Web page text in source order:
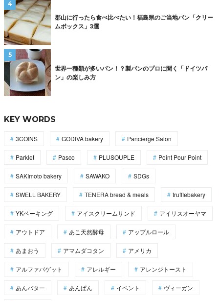
郡山に行ったら食べ比べたい！福島県のご当地パン「クリー
ムボックス」3選
世界一種類が多いパン！？製パンのプロに聞く「ドイツパ
ン」の楽しみ方
KEY WORDS
3COINS GODIVA bakery Pancierge Salon
Parklet Pasco PLUSOUPLE Point Pour Point
SAKImoto bakery SAWAKO SDGs
SWELL BAKERY TENERA bread & meals trufflebakery
YKベーキング アイスクリームサンド アイリスオーヤマ
アウトドア あこ天然酵母 アップルロール
あまおう アマムダコタン アメリカ
アルファバゲット アレルギー アレンジトースト
あんバター あんぱん イベント ヴィーガン